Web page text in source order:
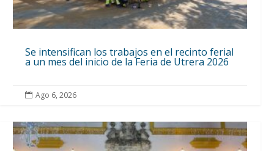
Se intensifican los trabajos en el recinto ferial
a un mes del inicio de la Feria de Utrera 2026
 Ago 6, 2026